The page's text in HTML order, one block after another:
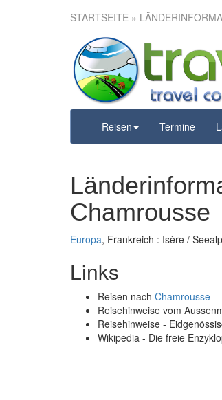
STARTSEITE »
Reisen Termine
Chamrousse
Europa, Frankreich : Isère /
Links
Reisen nach Chamrousse
Reisehinweise vom
Reisehinweise -
Wikipedia - Die freie